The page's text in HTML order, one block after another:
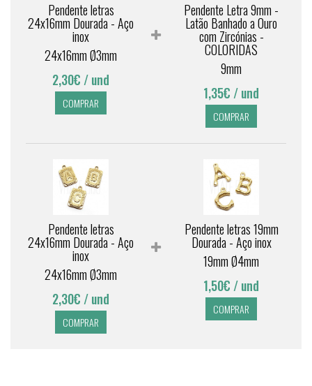
Pendente letras
24x16mm Dourada - Aço
inox
24x16mm Ø3mm
2,30€ / und
COMPRAR
Pendente Letra 9mm -
Latão Banhado a Ouro
com Zircónias -
COLORIDAS
9mm
1,35€ / und
COMPRAR
Pendente letras
24x16mm Dourada - Aço
inox
24x16mm Ø3mm
2,30€ / und
COMPRAR
Pendente letras 19mm
Dourada - Aço inox
19mm Ø4mm
1,50€ / und
COMPRAR